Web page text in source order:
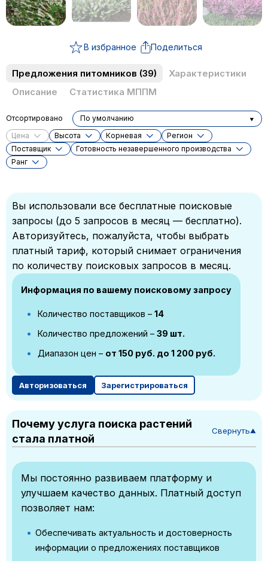
В избранное Поделиться
Предложения питомников (39)
Характеристики
Описание
Статистика МППМ
Цена Высота Корневая
Регион
Поставщик
Готовность незавершенного производства
Ранг
Отсортировано По умолчанию
Вы использовали все бесплатные поисковые
запросы (до 5 запросов в месяц — бесплатно).
Авторизуйтесь, пожалуйста, чтобы выбрать
платный тариф, который снимает ограничения
по количеству поисковых запросов в месяц.
Информация по вашему поисковому запросу
Количество поставщиков – 14
Количество предложений – 39 шт.
Диапазон цен – от 150 руб. до 1 200 руб.
Авторизоваться Зарегистрироваться
Почему услуга поиска растений
стала платной
Свернуть▼
Мы постоянно развиваем платформу и
улучшаем качество данных. Платный доступ
позволяет нам:
Обеспечивать актуальность и достоверность
информации о предложениях поставщиков